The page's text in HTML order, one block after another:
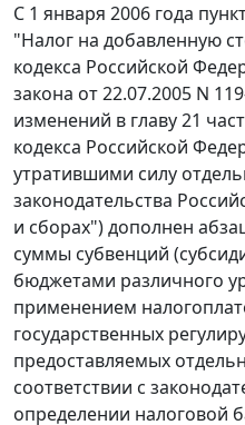
С 1 января 2006 года
"Налог на добавленную
кодекса Российской
закона от 22.07.2005 N
изменений в главу 21
кодекса Российской
утратившими силу
законодательства
и сборах") дополнен
суммы субвенций
бюджетами различного
применением
государственных
предоставляемых
соответствии с
определении налоговой